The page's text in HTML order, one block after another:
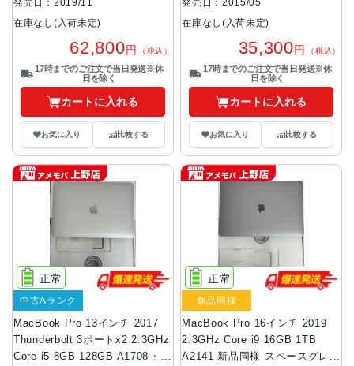
発売日：2019/11
在庫なし(入荷未定)
62,800円 （税込）
17時までのご注文で当日発送※休
日を除く
カートに入れる
お気に入り 比較する
発売日：2015/05
在庫なし(入荷未定)
35,300円 （税込）
17時までのご注文で当日発送※休
日を除く
カートに入れる
お気に入り 比較する
MacBook Pro 13インチ 2017
Thunderbolt 3ポートx2 2.3GHz
Core i5 8GB 128GB A1708 シ
正常
中古Aランク
MacBook Pro 16インチ 2019
2.3GHz Core i9 16GB 1TB
A2141 新品同様 スペースグレイ
正常
新品同様